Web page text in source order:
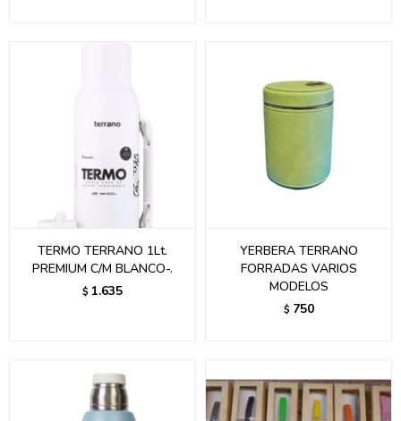
TERMO TERRANO 1Lt.
PREMIUM C/M BLANCO-.
$ 1.635
YERBERA TERRANO
FORRADAS VARIOS
MODELOS
$ 750